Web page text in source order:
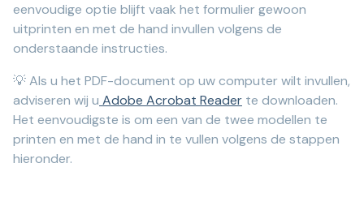
eenvoudige optie blijft vaak het formulier gewoon
uitprinten en met de hand invullen volgens de
onderstaande instructies.
💡 Als u het PDF-document op uw computer wilt invullen,
adviseren wij u Adobe Acrobat Reader te downloaden.
Het eenvoudigste is om een van de twee modellen te
printen en met de hand in te vullen volgens de stappen
hieronder.